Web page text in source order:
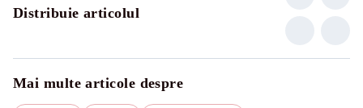
Distribuie articolul
Mai multe articole despre